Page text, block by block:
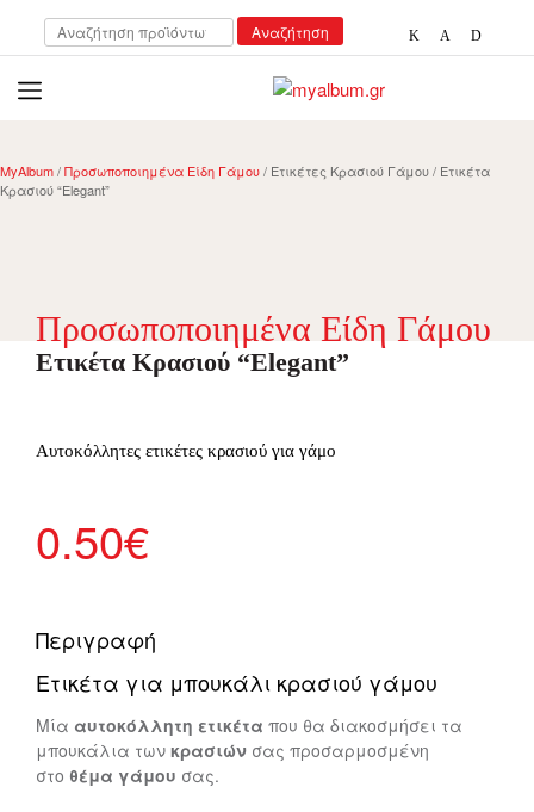
Αναζήτηση
για:
Αναζήτηση
open
MyAlbum/Προσωποποιημένα Είδη Γάμου/ Ετικέτες Κρασιού Γάμου / Ετικέτα
Κρασιού “Elegant”
Προσωποποιημένα Είδη Γάμου
Ετικέτα Κρασιού “Elegant”
Αυτοκόλλητες ετικέτες κρασιού για γάμο
0.50€
Περιγραφή
Ετικέτα για μπουκάλι κρασιού γάμου
Μία αυτοκόλλητη ετικέτα που θα διακοσμήσει τα
μπουκάλια των κρασιών σας προσαρμοσμένη
στο θέμα γάμου σας.